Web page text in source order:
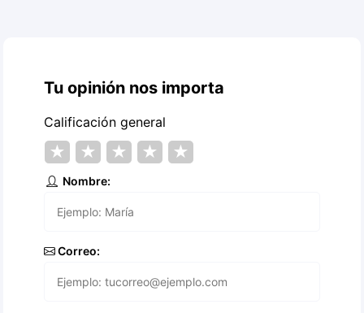
Tu opinión nos importa
Calificación general
★ ★ ★ ★ ★
Nombre:
Correo: